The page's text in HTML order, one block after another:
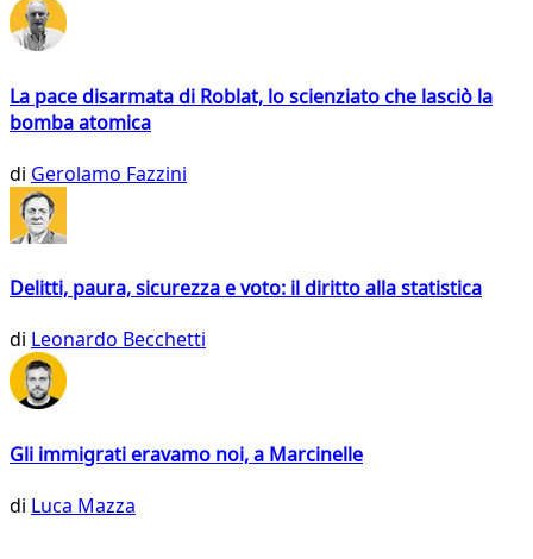
La pace disarmata di Roblat, lo scienziato che lasciò la
bomba atomica
di Gerolamo Fazzini
Delitti, paura, sicurezza e voto: il diritto alla statistica
di Leonardo Becchetti
Gli immigrati eravamo noi, a Marcinelle
di Luca Mazza